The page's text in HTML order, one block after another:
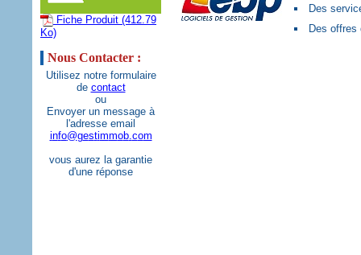
Fiche Produit (412.79
Ko)
Nous Contacter :
Utilisez notre formulaire
de contact
ou
Envoyer un message à
l'adresse email
info@gestimmob.com
vous aurez la garantie
d'une réponse
Des
Des